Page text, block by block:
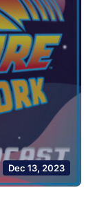
Dec 13, 2023